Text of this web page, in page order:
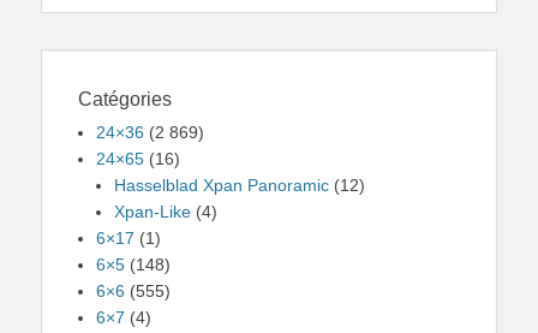
Catégories
24×36 (2 869)
24×65 (16)
Hasselblad Xpan Panoramic (12)
Xpan-Like (4)
6×17 (1)
6×5 (148)
6×6 (555)
6×7 (4)